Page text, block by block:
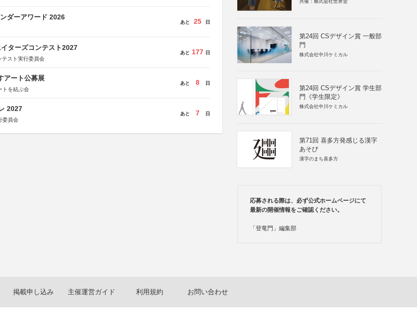
ダーアワード 2026
あと 25 日
ターズコンテスト2027
テスト実行委員会
あと 177 日
アート公募展
トを結ぶ会
あと 8 日
2027
委員会
あと 7 日
共催：株式会社世界堂
第24回 CSデザイン賞 一般部
門
株式会社中川ケミカル
第24回 CSデザイン賞 学生部
門《学生限定》
株式会社中川ケミカル
第71回 喜多方発感じる漢字
あそび
漢字のまち喜多方
応募される際は、必ず公式ホームページにて
最新の開催情報をご確認ください。
「登竜門」編集部
掲載申し込み 主催運営ガイド 利用規約 お問い合わせ